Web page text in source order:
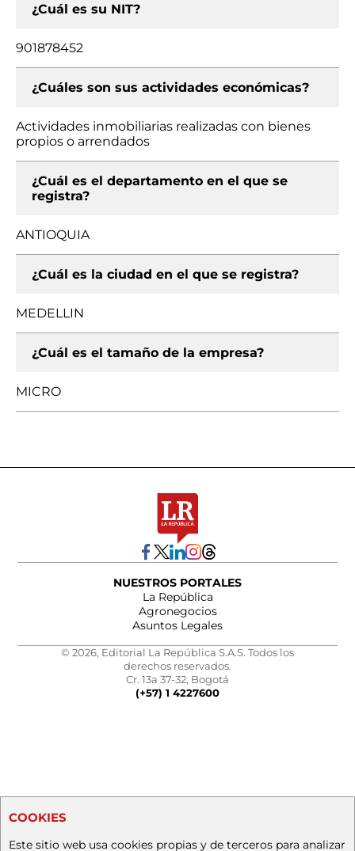
¿Cuál es su NIT?
901878452
¿Cuáles son sus actividades económicas?
Actividades inmobiliarias realizadas con bienes
propios o arrendados
¿Cuál es el departamento en el que se
registra?
ANTIOQUIA
¿Cuál es la ciudad en el que se registra?
MEDELLIN
¿Cuál es el tamaño de la empresa?
MICRO
NUESTROS PORTALES
La República
Agronegocios
Asuntos Legales
© 2026, Editorial La República S.A.S. Todos los
derechos reservados.
Cr. 13a 37-32, Bogotá
(+57) 1 4227600
COOKIES
Este sitio web usa cookies propias y de terceros para analizar